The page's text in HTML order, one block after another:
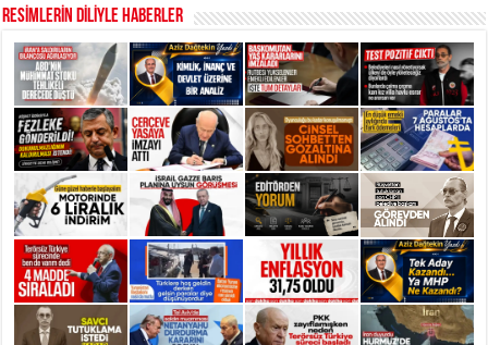
RESİMLERİN DİLİYLE HABERLER